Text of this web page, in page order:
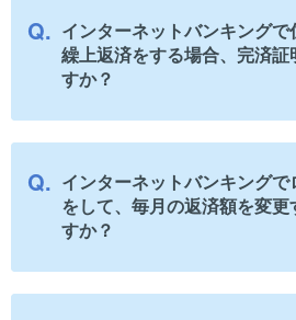
インターネットバンキングで
繰上返済をする場合、完済証
すか？
インターネットバンキングで
をして、毎月の返済額を変更
すか？